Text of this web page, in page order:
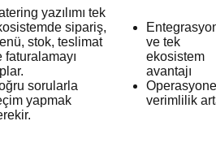
yazılımı tek
sipariş,
stok, teslimat
faturalamayı
sorularla
yapmak
ve tek
ekosistem
avantajı
verimlilik